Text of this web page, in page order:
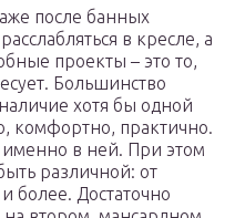
после банных
в кресле, а
проекты – это то,
Большинство
хотя бы одной
комфортно, практично.
в ней. При этом
различной: от
более. Достаточно